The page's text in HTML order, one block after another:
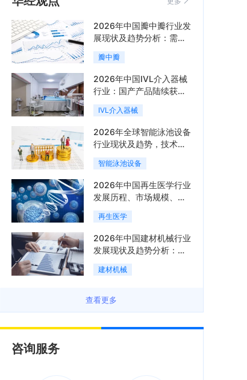
2026年中国瓣中瓣行业发
展现状及趋势分析：需求
可持续释放，市场发展前
景良好「图」
瓣中瓣
2026年中国IVL介入器械
行业：国产产品陆续获
批，市场将进入持续高增
长阶段「图」
IVL介入器械
2026年全球智能泳池设备
行业现状及趋势，技术端
朝着系统集成、绿色节能
方向迭代「图」
智能泳池设备
2026年中国再生医学行业
发展历程、市场规模、相
关政策、产业链、竞争格
局及发展潜力分析「图」
再生医学
2026年中国建材机械行业
发展现状及趋势分析：企
业加速向“装备+系统+服
务”综合服务商转型「图」
建材机械
查看更多
咨询服务